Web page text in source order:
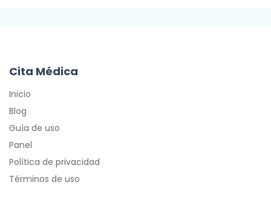
Cita Médica
Inicio
Blog
Guía de uso
Panel
Política de privacidad
Términos de uso